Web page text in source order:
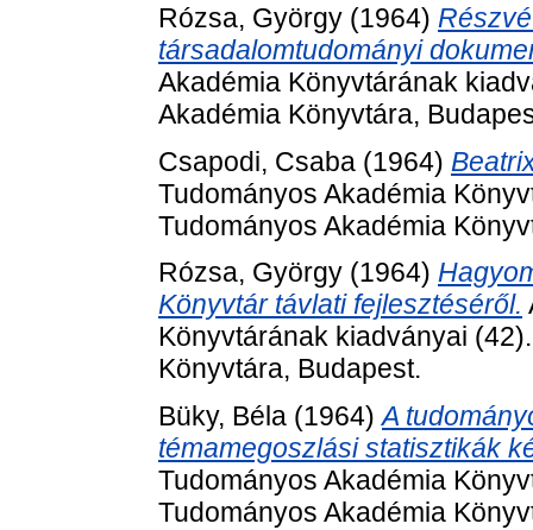
Rózsa, György (1964)
társadalomtudományi
Akadémia Könyvtárának
Akadémia Könyvtára,
Csapodi, Csaba (1964)
Tudományos Akadémia
Tudományos Akadémia
Rózsa, György (1964)
Könyvtár távlati fejlesztéséről.
Könyvtárának kiadványai
Könyvtára, Budapest.
Büky, Béla (1964)A
témamegoszlási statisztikák
Tudományos Akadémia
Tudományos Akadémia